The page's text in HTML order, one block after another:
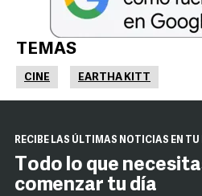
TEMAS
CINE EARTHA KITT
RECIBE LAS ÚLTIMAS NOTICIAS EN
Todo lo que
comenzar tu día